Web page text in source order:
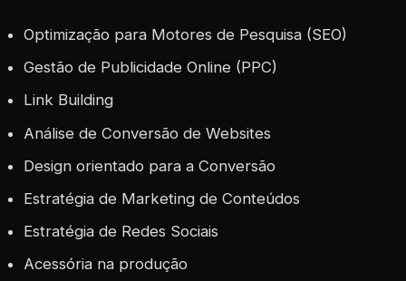
Optimização para Motores de Pesquisa (SEO)
Gestão de Publicidade Online (PPC)
Link Building
Análise de Conversão de Websites
Design orientado para a Conversão
Estratégia de Marketing de Conteúdos
Estratégia de Redes Sociais
Acessória na produção